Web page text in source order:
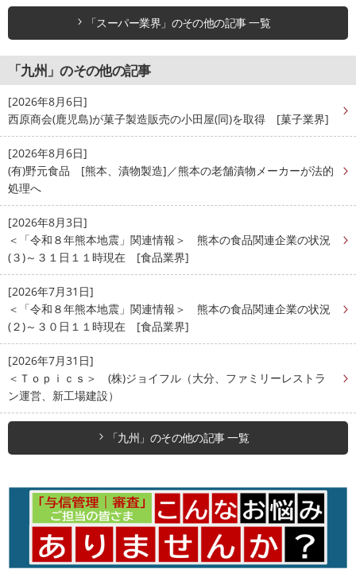
「スーパー業界」のその他の記事 一覧
「九州」のその他の記事
[2026年8月6日]
西原商会(鹿児島)が菓子製造販売の小田屋(同)を取得 [菓子業界]
[2026年8月6日]
(有)野元食品 [熊本、漬物製造]／熊本の老舗漬物メーカーが法的
処理へ
[2026年8月3日]
＜「令和８年熊本地震」関連情報＞ 熊本の食品関連企業の状況
(３)～３１日１１時現在 [食品業界]
[2026年7月31日]
＜「令和８年熊本地震」関連情報＞ 熊本の食品関連企業の状況
(２)～３０日１１時現在 [食品業界]
[2026年7月31日]
＜Ｔｏｐｉｃｓ＞ (株)ジョイフル（大分、ファミリーレストラ
ン運営、新工場建設）
「九州」のその他の記事 一覧